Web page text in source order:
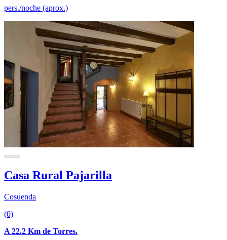
pers./noche (aprox.)
Casa Rural Pajarilla
Cosuenda
(0)
A 22.2 Km de Torres.